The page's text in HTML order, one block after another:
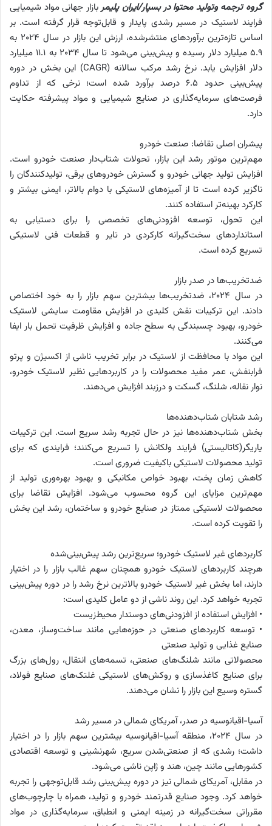
گروه ترجمه وتولید محتوا در بسپار/ایران پلیمربازار جهانی مواد شیمیایی
فرایند لاستیک در مسیر رشدی پایدار و قابل‌توجه قرار گرفته است. بر
اساس تازه‌ترین برآوردهای منتشرشده، ارزش این بازار در سال ۲۰۲۴ به
۵.۹ میلیارد دلار رسیده و پیش‌بینی می‌شود تا سال ۲۰۳۴ به ۱۱.۱ میلیارد
دلار افزایش یابد. نرخ رشد مرکب سالانه (CAGR) این بخش در دوره
پیش‌بینی حدود ۶.۵ درصد برآورد شده است؛ نرخی که از تداوم
فرصت‌های سرمایه‌گذاری در صنایع شیمیایی و مواد پیشرفته حکایت
دارد.
پیشران اصلی تقاضا: صنعت خودرو
مهم‌ترین موتور رشد این بازار، تحولات شتاب‌دار صنعت خودرو است.
افزایش تولید جهانی خودرو و گسترش خودروهای برقی، تولیدکنندگان را
ناگزیر کرده است تا از آمیزه‌های لاستیکی با دوام بالاتر، ایمنی بیشتر و
کارکرد بهینه‌تر استفاده کنند.
این تحول، توسعه افزودنی‌های تخصصی را برای دستیابی به
استانداردهای سخت‌گیرانه کارکردی در تایر و قطعات فنی لاستیکی
تسریع کرده است.
ضدتخریب‌ها در صدر بازار
در سال ۲۰۲۴، ضدتخریب‌ها بیشترین سهم بازار را به خود اختصاص
دادند. این ترکیبات نقش کلیدی در افزایش مقاومت سایشی لاستیک
خودرو، بهبود چسبندگی به سطح جاده و افزایش ظرفیت تحمل بار ایفا
می‌کنند.
این مواد با محافظت از لاستیک در برابر تخریب ناشی از اکسیژن و پرتو
فرابنفش، عمر مفید محصولات را در کاربردهایی نظیر لاستیک خودرو،
نوار نقاله، شلنگ، گسکت و درز‌بند افزایش می‌دهند.
رشد شتابان شتاب‌دهنده‌ها
بخش شتاب‌دهنده‌ها نیز در حال تجربه رشد سریع است. این ترکیبات
یاریگر(کاتالیستی) فرایند ولکانش را تسریع می‌کنند؛ فرایندی که برای
تولید محصولات لاستیکی باکیفیت ضروری است.
کاهش زمان پخت، بهبود خواص مکانیکی و بهبود بهره‌وری تولید از
مهم‌ترین مزایای این گروه محسوب می‌شود. افزایش تقاضا برای
محصولات لاستیکی ممتاز در صنایع خودرو و ساختمان، رشد این بخش
را تقویت کرده است.
کاربردهای غیر لاستیک خودرو؛ سریع‌ترین رشد پیش‌بینی‌شده
هرچند کاربردهای لاستیک خودرو همچنان سهم غالب بازار را در اختیار
دارند، اما بخش غیر لاستیک خودرو بالاترین نرخ رشد را در دوره پیش‌بینی
تجربه خواهد کرد. این روند ناشی از دو عامل کلیدی است:
• افزایش استفاده از افزودنی‌های دوستدار محیط‌زیست
• توسعه کاربردهای صنعتی در حوزه‌هایی مانند ساخت‌وساز، معدن،
صنایع غذایی و تولید صنعتی
محصولاتی مانند شلنگ‌های صنعتی، تسمه‌های انتقال، رول‌های بزرگ
برای صنایع کاغذسازی و روکش‌های لاستیکی غلتک‌های صنایع فولاد،
گستره وسیع این بازار را نشان می‌دهند.
آسیا-اقیانوسیه در صدر، آمریکای شمالی در مسیر رشد
در سال ۲۰۲۴، منطقه آسیا-اقیانوسیه بیشترین سهم بازار را در اختیار
داشت؛ رشدی که از صنعتی‌شدن سریع، شهرنشینی و توسعه اقتصادی
کشورهایی مانند چین، هند و ژاپن ناشی می‌شود.
در مقابل، آمریکای شمالی نیز در دوره پیش‌بینی رشد قابل‌توجهی را تجربه
خواهد کرد. وجود صنایع قدرتمند خودرو و تولید، همراه با چارچوب‌های
مقرراتی سخت‌گیرانه در زمینه ایمنی و انطباق، سرمایه‌گذاری در مواد